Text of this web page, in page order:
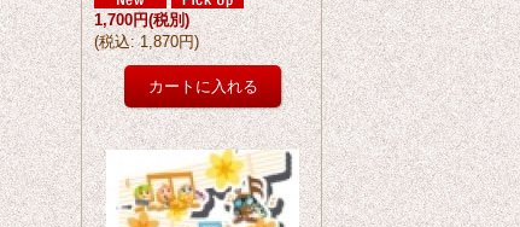
1,700円(税別)
(税込: 1,870円)